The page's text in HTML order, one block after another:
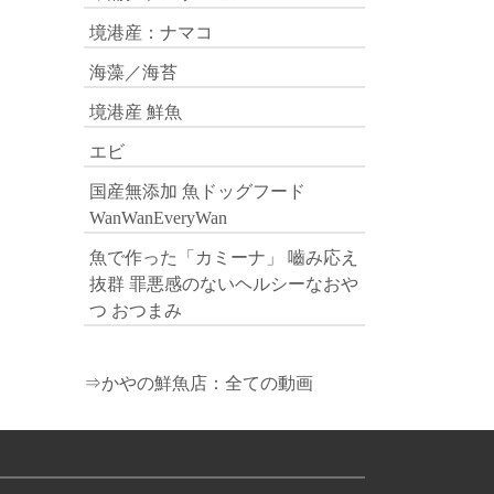
境港産：ナマコ
海藻／海苔
境港産 鮮魚
エビ
国産無添加 魚ドッグフード
WanWanEveryWan
魚で作った「カミーナ」 嚙み応え
抜群 罪悪感のないヘルシーなおや
つ おつまみ
⇒かやの鮮魚店：全ての動画